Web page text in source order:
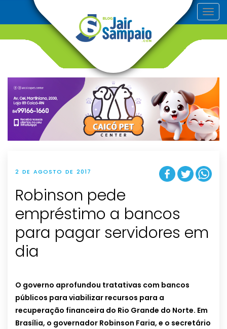
T
o
v
g
t
i
o
n
2 DE AGOSTO DE 2017
Robinson pede
empréstimo a bancos
para pagar servidores em
dia
O governo aprofundou tratativas com bancos
públicos para viabilizar recursos para a
recuperação financeira do Rio Grande do Norte. Em
Brasília, o governador Robinson Faria, e o secretário